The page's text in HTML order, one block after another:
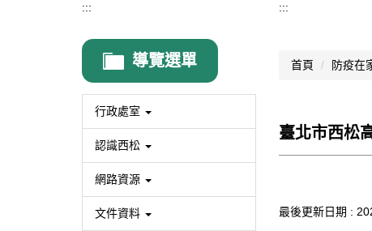
:::
導覽選單
行政處室
認識西松
網路資源
文件資料
:::
首頁 防疫在
臺北市西松
最後更新日期 :